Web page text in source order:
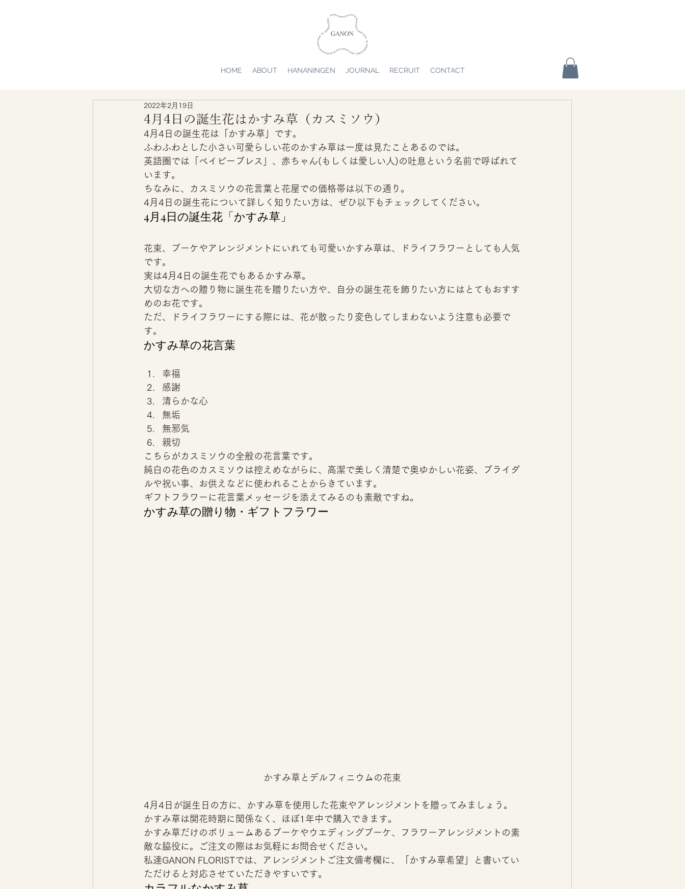
HOME ABOUT HANANINGEN JOURNAL RECRUIT CONTACT
4月4日の誕生花はかすみ草（カスミソウ）
2022年2月19日
4月4日の誕生花は「かすみ草」です。
ふわふわとした小さい可愛らしい花のかすみ草は一度は見たことあるのでは。
英語圏では「ベイビーブレス」、赤ちゃん(もしくは愛しい人)の吐息という名前で呼ばれて
います。
ちなみに、カスミソウの花言葉と花屋での価格帯は以下の通り。
4月4日の誕生花について詳しく知りたい方は、ぜひ以下もチェックしてください。
4月4日の誕生花「かすみ草」
花束、ブーケやアレンジメントにいれても可愛いかすみ草は、ドライフラワーとしても人気
です。
実は4月4日の誕生花でもあるかすみ草。
大切な方への贈り物に誕生花を贈りたい方や、自分の誕生花を飾りたい方にはとてもおすす
めのお花です。
ただ、ドライフラワーにする際には、花が散ったり変色してしまわないよう注意も必要で
す。
かすみ草の花言葉
幸福
感謝
清らかな心
無垢
無邪気
親切
こちらがカスミソウの全般の花言葉です。
純白の花色のカスミソウは控えめながらに、高潔で美しく清楚で奥ゆかしい花姿、ブライダ
ルや祝い事、お供えなどに使われることからきています。
ギフトフラワーに花言葉メッセージを添えてみるのも素敵ですね。
かすみ草の贈り物・ギフトフラワー
かすみ草とデルフィニウムの花束
4月4日が誕生日の方に、かすみ草を使用した花束やアレンジメントを贈ってみましょう。
かすみ草は開花時期に関係なく、ほぼ1年中で購入できます。
かすみ草だけのボリュームあるブーケやウエディングブーケ、フラワーアレンジメントの素
敵な脇役に。ご注文の際はお気軽にお問合せください。
私達GANON FLORISTでは、アレンジメントご注文備考欄に、「かすみ草希望」と書いてい
ただけると対応させていただきやすいです。